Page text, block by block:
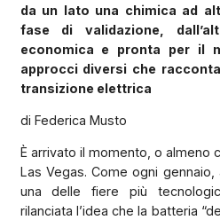
da un lato una chimica ad
fase di validazione,
economica e pronta per il
approcci diversi che
transizione elettrica
di Federica Musto
È arrivato il momento, o almeno
Las Vegas. Come ogni gennaio,
una delle fiere più
rilanciata l’idea che la batteria